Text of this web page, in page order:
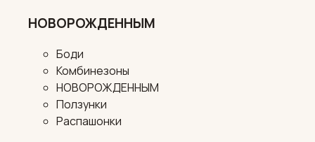
НОВОРОЖДЕННЫМ
Боди
Комбинезоны
НОВОРОЖДЕННЫМ
Ползунки
Распашонки